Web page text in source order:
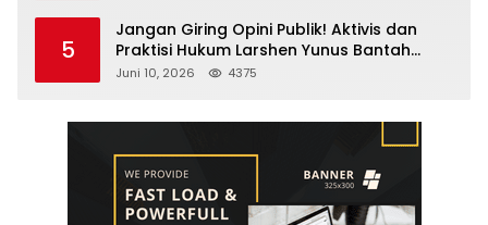
5
Jangan Giring Opini Publik! Aktivis dan
Praktisi Hukum Larshen Yunus Bantah
Tuduhan Soal Gelar Profesor Sufmi Dasco
Juni 10, 2026 4375